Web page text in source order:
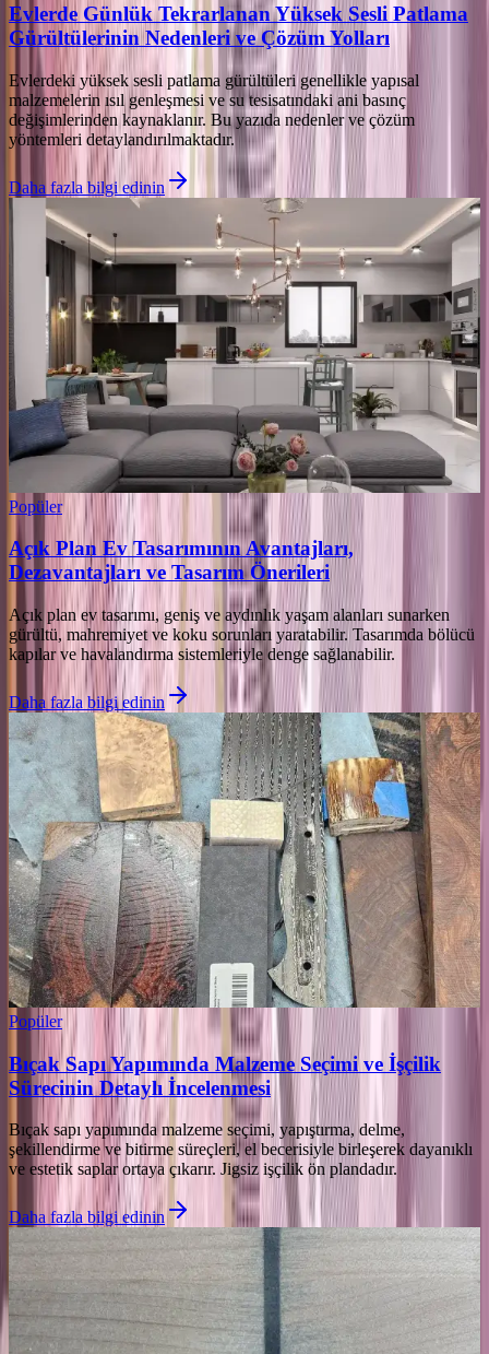
Evlerde Günlük Tekrarlanan Yüksek Sesli Patlama
Gürültülerinin Nedenleri ve Çözüm Yolları
Evlerdeki yüksek sesli patlama gürültüleri genellikle yapısal
malzemelerin ısıl genleşmesi ve su tesisatındaki ani basınç
değişimlerinden kaynaklanır. Bu yazıda nedenler ve çözüm
yöntemleri detaylandırılmaktadır.
Daha fazla bilgi edinin
Popüler
Açık Plan Ev Tasarımının Avantajları,
Dezavantajları ve Tasarım Önerileri
Açık plan ev tasarımı, geniş ve aydınlık yaşam alanları sunarken
gürültü, mahremiyet ve koku sorunları yaratabilir. Tasarımda bölücü
kapılar ve havalandırma sistemleriyle denge sağlanabilir.
Daha fazla bilgi edinin
Popüler
Bıçak Sapı Yapımında Malzeme Seçimi ve İşçilik
Sürecinin Detaylı İncelenmesi
Bıçak sapı yapımında malzeme seçimi, yapıştırma, delme,
şekillendirme ve bitirme süreçleri, el becerisiyle birleşerek dayanıklı
ve estetik saplar ortaya çıkarır. Jigsiz işçilik ön plandadır.
Daha fazla bilgi edinin